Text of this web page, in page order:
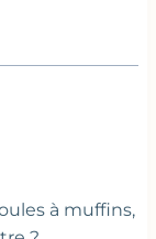
à muffins,